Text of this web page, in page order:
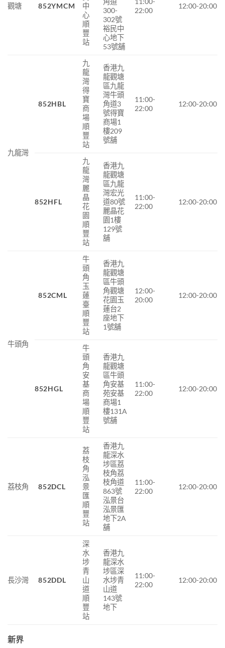
觀塘 852YMCM
中
心
順
豐
站
300-
302號
裕民中
心地下
53號舖
22:00
12:00-20:00
九龍灣
852HBL
九
龍
灣
得
寶
商
場
順
豐
站
香港九
龍觀塘
區九龍
灣牛頭
角道3
號得寶
商場1
樓209
號舖
11:00-
22:00
12:00-20:00
852HFL
九
龍
灣
麗
晶
花
園
順
豐
站
香港九
龍觀塘
區九龍
灣宏光
道80號
麗晶花
園1樓
129號
舖
11:00-
22:00
12:00-20:00
牛頭角
852CML
牛
頭
角
玉
蓮
臺
順
豐
站
香港九
龍觀塘
區牛頭
角觀塘
花園玉
蓮台2
座地下
1號舖
12:00-
20:00
12:00-20:00
852HGL
牛
頭
角
安
基
商
場
順
豐
站
香港九
龍觀塘
區牛頭
角安基
苑安基
商場1
樓131A
號舖
11:00-
22:00
12:00-20:00
荔枝角 852DCL
荔
枝
角
泓
景
匯
順
豐
站
香港九
龍深水
埗區荔
枝角荔
枝角道
863號
泓景台
泓景匯
地下2A
舖
11:00-
22:00
12:00-20:00
長沙灣 852DDL
深
水
埗
青
山
道
順
豐
站
香港九
龍深水
埗區深
水埗青
山道
143號
地下
11:00-
22:00
12:00-20:00
新界